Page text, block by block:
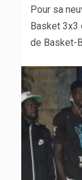
Pour sa
Basket 3x3
de Basket-